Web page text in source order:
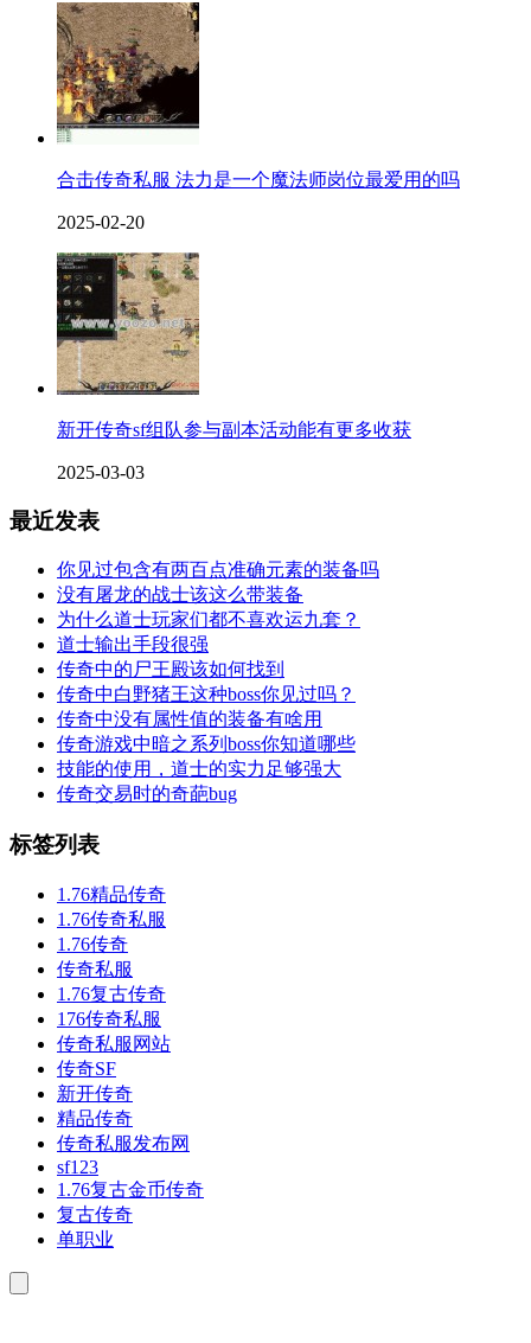
合击传奇私服 法力是一个魔法师岗位最爱用的吗
2025-02-20
新开传奇sf组队参与副本活动能有更多收获
2025-03-03
最近发表
你见过包含有两百点准确元素的装备吗
没有屠龙的战士该这么带装备
为什么道士玩家们都不喜欢运九套？
道士输出手段很强
传奇中的尸王殿该如何找到
传奇中白野猪王这种boss你见过吗？
传奇中没有属性值的装备有啥用
传奇游戏中暗之系列boss你知道哪些
技能的使用，道士的实力足够强大
传奇交易时的奇葩bug
标签列表
1.76精品传奇
1.76传奇私服
1.76传奇
传奇私服
1.76复古传奇
176传奇私服
传奇私服网站
传奇SF
新开传奇
精品传奇
传奇私服发布网
sf123
1.76复古金币传奇
复古传奇
单职业